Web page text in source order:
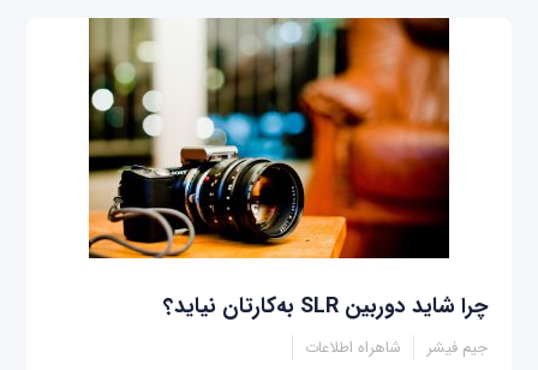
چرا شاید دوربین SLR به‌کارتان نیاید؟
جیم فیشر شاهراه اطلاعات